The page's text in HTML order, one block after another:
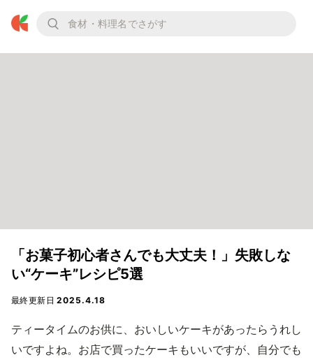
「お菓子初心者さんでも大丈夫！」失敗しな
い“ケーキ”レシピ5選
最終更新日2025.4.18
ティータイムのお供に、おいしいケーキがあったらうれし
いですよね。お店で買ったケーキもいいですが、自分でも